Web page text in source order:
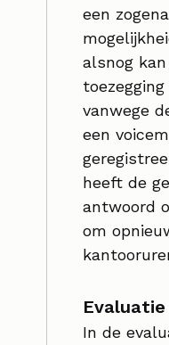
een
alsnog
vanwege
een
heeft de
antwoord
om
In de